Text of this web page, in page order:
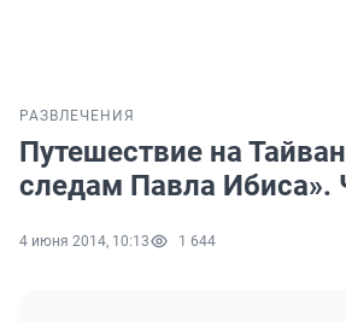
РАЗВЛЕЧЕНИЯ
Путешествие на
следам Павла Ибиса».
4 июня 2014, 10:13 1 644